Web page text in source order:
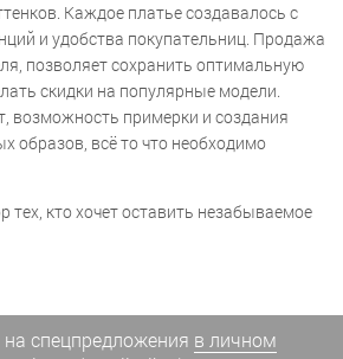
Каждое платье создавалось с
и удобства покупательниц. Продажа
позволяет сохранить оптимальную
скидки на популярные модели.
возможность примерки и создания
образов, всё то что необходимо
тех, кто хочет оставить незабываемое
спецпредложения в личном